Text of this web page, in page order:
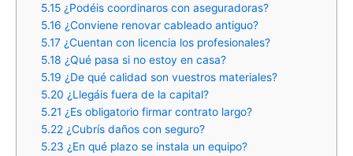
5.15¿Podéis coordinaros con aseguradoras?
5.16 ¿Conviene renovar cableado antiguo?
5.17¿Cuentan con licencia los profesionales?
5.18 ¿Qué pasa si no estoy en casa?
5.19 ¿De qué calidad son vuestros materiales?
5.20 ¿Llegáis fuera de la capital?
5.21 ¿Es obligatorio firmar contrato largo?
5.22¿Cubrís daños con seguro?
5.23 ¿En qué plazo se instala un equipo?